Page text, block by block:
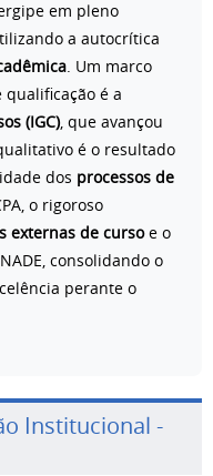
em pleno
a autocrítica
. Um marco
é a
(IGC), que avançou
é o resultado
dos processos de
o rigoroso
externas de cursoe o
consolidando o
perante o
Institucional -